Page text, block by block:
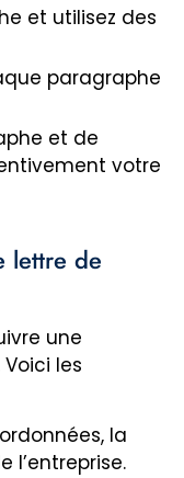
et utilisez des
paragraphe
et de
votre
lettre de
une
les
la
l’entreprise.